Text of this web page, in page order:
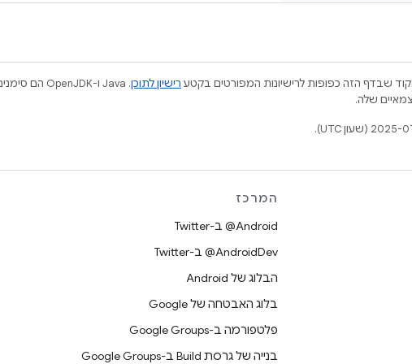
שבדף הזה כפופות לרישיונות המפורטים בקטע רישיון לתוכן
שלה.
המרכז
‎@Android ב-Twitter
‎@AndroidDev ב-Twitter
הבלוג של Android
בלוג האבטחה של Google
פלטפורמה ב-Google Groups
בנייה של גרסת Build ב-Google Groups